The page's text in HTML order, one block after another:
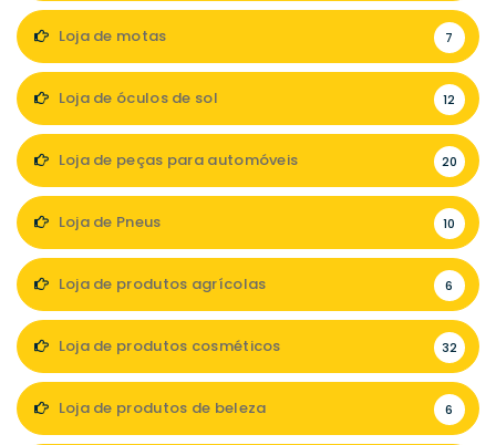
Loja de motas 7
Loja de óculos de sol 12
Loja de peças para automóveis 20
Loja de Pneus 10
Loja de produtos agrícolas 6
Loja de produtos cosméticos 32
Loja de produtos de beleza 6